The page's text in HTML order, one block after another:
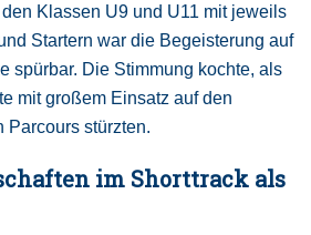
Klassen U9 und U11 mit jeweils
Startern war die Begeisterung auf
spürbar. Die Stimmung kochte, als
mit großem Einsatz auf den
Parcours stürzten.
im Shorttrack als